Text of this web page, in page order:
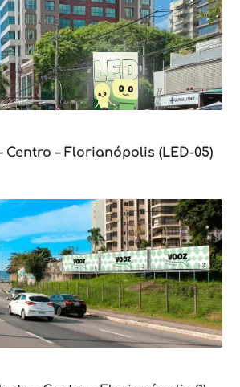
Centro – Florianópolis (LED-05)